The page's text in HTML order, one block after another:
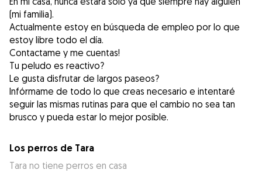
(mi familia).
Actualmente estoy en búsqueda de empleo por lo que
estoy libre todo el día.
Contactame y me cuentas!
Tu peludo es reactivo?
Le gusta disfrutar de largos paseos?
Infórmame de todo lo que creas necesario e intentaré
seguir las mismas rutinas para que el cambio no sea tan
brusco y pueda estar lo mejor posible.
Los perros de Tara
Tara no tiene perros en casa